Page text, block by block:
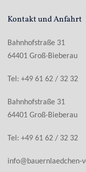
Kontakt und Anfahrt
Bahnhofstraße 31
64401 Groß-Bieberau
Tel: +49 61 62 / 32 32
Bahnhofstraße 31
64401 Groß-Bieberau
Tel: +49 61 62 / 32 32
info@bauernlaedchen-